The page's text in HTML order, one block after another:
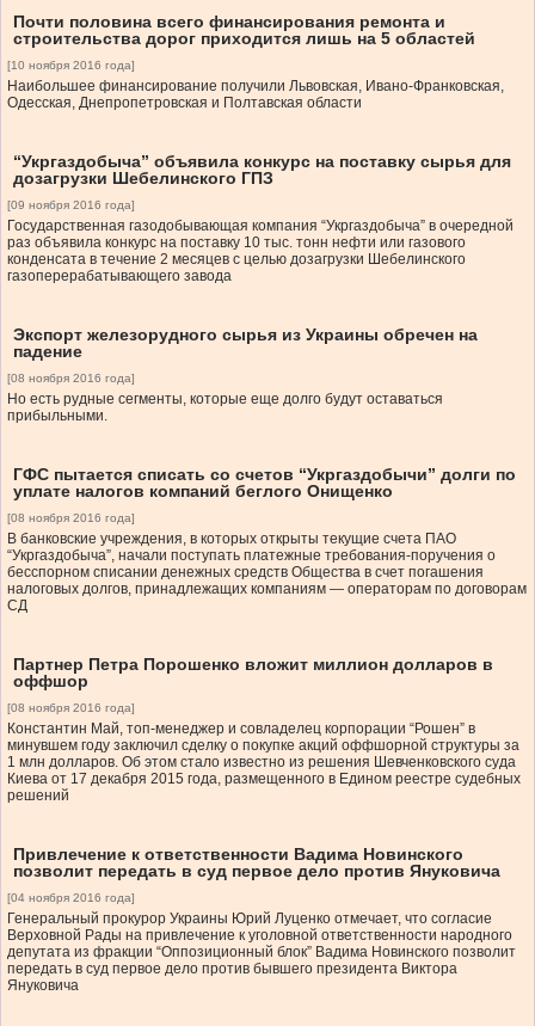
Почти половина всего финансирования ремонта и
строительства дорог приходится лишь на 5 областей
[10 ноября 2016 года]
Наибольшее финансирование получили Львовская, Ивано-Франковская,
Одесская, Днепропетровская и Полтавская области
“Укргаздобыча” объявила конкурс на поставку сырья для
дозагрузки Шебелинского ГПЗ
[09 ноября 2016 года]
Государственная газодобывающая компания “Укргаздобыча” в очередной
раз объявила конкурс на поставку 10 тыс. тонн нефти или газового
конденсата в течение 2 месяцев с целью дозагрузки Шебелинского
газоперерабатывающего завода
Экспорт железорудного сырья из Украины обречен на
падение
[08 ноября 2016 года]
Но есть рудные сегменты, которые еще долго будут оставаться
прибыльными.
ГФС пытается списать со счетов “Укргаздобычи” долги по
уплате налогов компаний беглого Онищенко
[08 ноября 2016 года]
В банковские учреждения, в которых открыты текущие счета ПАО
“Укргаздобыча”, начали поступать платежные требования-поручения о
бесспорном списании денежных средств Общества в счет погашения
налоговых долгов, принадлежащих компаниям — операторам по договорам
СД
Партнер Петра Порошенко вложит миллион долларов в
оффшор
[08 ноября 2016 года]
Константин Май, топ-менеджер и совладелец корпорации “Рошен” в
минувшем году заключил сделку о покупке акций оффшорной структуры за
1 млн долларов. Об этом стало известно из решения Шевченковского суда
Киева от 17 декабря 2015 года, размещенного в Едином реестре судебных
решений
Привлечение к ответственности Вадима Новинского
позволит передать в суд первое дело против Януковича
[04 ноября 2016 года]
Генеральный прокурор Украины Юрий Луценко отмечает, что согласие
Верховной Рады на привлечение к уголовной ответственности народного
депутата из фракции “Оппозиционный блок” Вадима Новинского позволит
передать в суд первое дело против бывшего президента Виктора
Януковича